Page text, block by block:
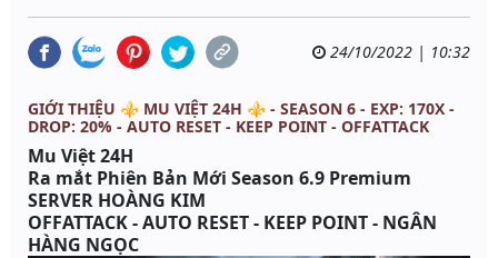
24/10/2022 | 10:32
GIỚI THIỆU ⚜️ MU VIỆT 24H ⚜️ - SEASON 6 - EXP: 170X -
DROP: 20% - AUTO RESET - KEEP POINT - OFFATTACK
Mu Việt 24H
Ra mắt Phiên Bản Mới Season 6.9 Premium
SERVER HOÀNG KIM
OFFATTACK - AUTO RESET - KEEP POINT - NGÂN
HÀNG NGỌC